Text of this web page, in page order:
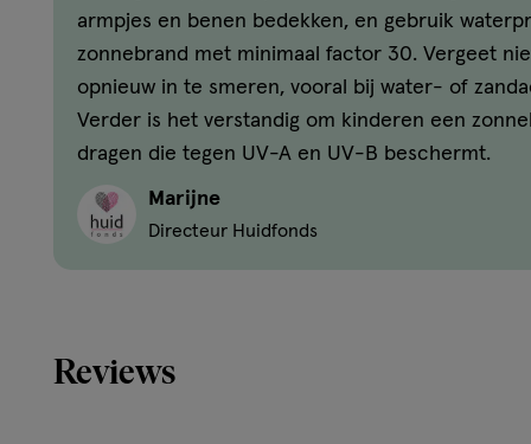
Kenmerken van NIVEA SUN Kids Pocket
Handig Voor Op Reis 50 ML
Onmiddellijke UVA- en UVB-bescherming: Zeer
schade op korte en lange termijn helpt voorkomen.
Extra waterbestendig: Beschermt actieve kinderen
leuk buitenmoment.
Getest door kinderartsen*: Extra zachte formule
beschermen en hun huid gezond houden.
Formule met panthenol, vitamine C en E: snel
armpjes en benen bedekken, en gebruik
zonnebrand met minimaal factor 30. Vergeet
opnieuw in te smeren, vooral bij water- of
Verder is het verstandig om kinderen een
dragen die tegen UV-A en UV-B beschermt.
Marijne
Directeur Huidfonds
Reviews